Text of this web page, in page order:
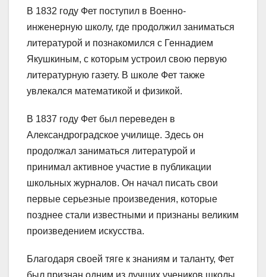
В 1832 году Фет поступил в Военно-
инженерную школу, где продолжил заниматься
литературой и познакомился с Геннадием
Якушкиным, с которым устроил свою первую
литературную газету. В школе Фет также
увлекался математикой и физикой.
В 1837 году Фет был переведен в
Александроградское училище. Здесь он
продолжал заниматься литературой и
принимал активное участие в публикации
школьных журналов. Он начал писать свои
первые серьезные произведения, которые
позднее стали известными и признаны великим
произведением искусства.
Благодаря своей тяге к знаниям и таланту, Фет